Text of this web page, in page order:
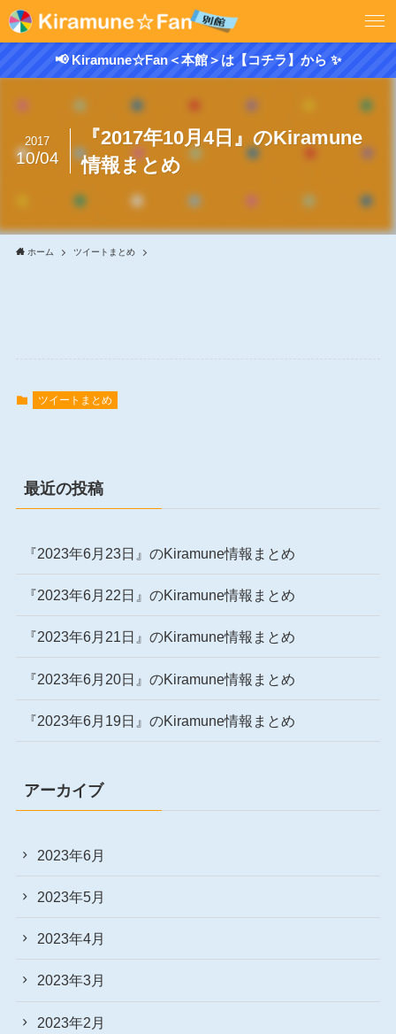
📢 Kiramune☆Fan＜本館＞は【コチラ】から ✨
『2017年10月4日』のKiramune
情報まとめ
2017
10/04
ホーム ツイートまとめ
ツイートまとめ
最近の投稿
『2023年6月23日』のKiramune情報まとめ
『2023年6月22日』のKiramune情報まとめ
『2023年6月21日』のKiramune情報まとめ
『2023年6月20日』のKiramune情報まとめ
『2023年6月19日』のKiramune情報まとめ
アーカイブ
2023年6月
2023年5月
2023年4月
2023年3月
2023年2月